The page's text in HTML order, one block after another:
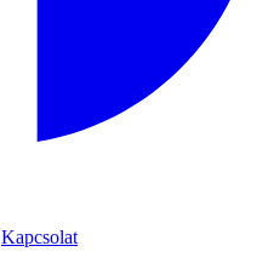
Kapcsolat